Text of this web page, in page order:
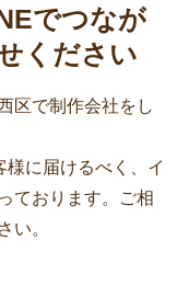
でつなが
ください
区で制作会社をし
に届けるべく、イ
ております。ご相
い。